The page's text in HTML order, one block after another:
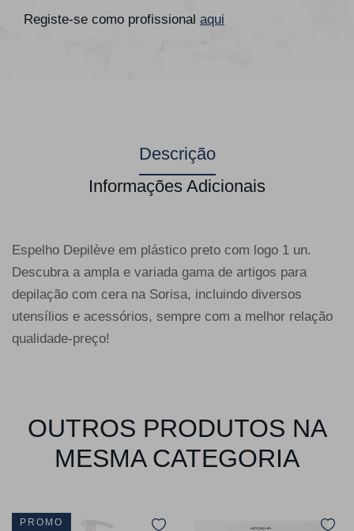
Registe-se como profissional aqui
Descrição
Informações Adicionais
Espelho Depilève em plástico preto com logo 1 un.
Descubra a ampla e variada gama de artigos para
depilação com cera na Sorisa, incluindo diversos
utensílios e acessórios, sempre com a melhor relação
qualidade-preço!
OUTROS PRODUTOS NA
MESMA CATEGORIA
PROMO